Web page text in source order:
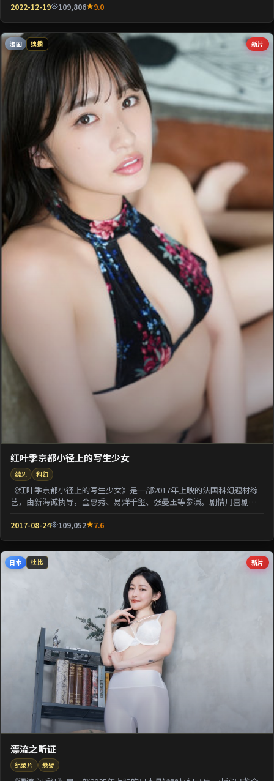
2022-12-19 109,806 9.0
新片
法国 独播
红叶季京都小径上的写生少女
综艺 科幻
《红叶季京都小径上的写生少女》是一部2017年上映的法国科幻题材综
艺，由新海诚执导，金惠秀、易烊千玺、张曼玉等参演。剧情用喜剧外
2017-08-24 109,052 7.6
新片
日本 杜比
漂流之听证
纪录片 悬疑